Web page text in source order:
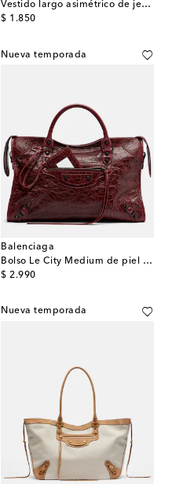
Vestido largo asimétrico de jersey de algodón
$ 1.850
original price
Nueva temporada
Balenciaga
Bolso Le City Medium de piel grabada
$ 2.990
original price
Nueva temporada